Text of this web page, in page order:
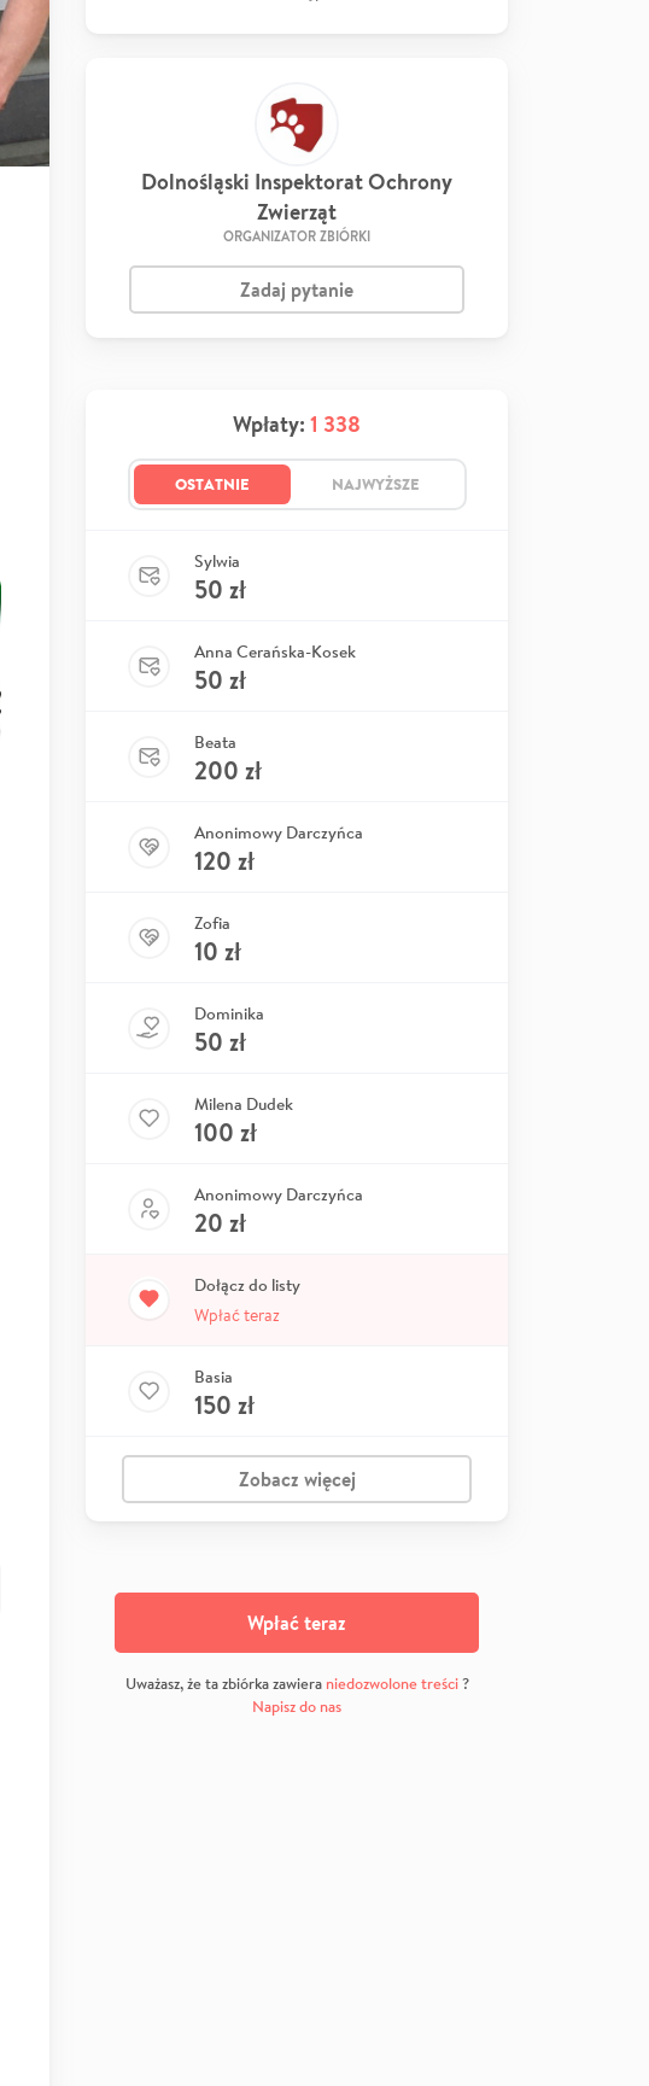
Dolnośląski Inspektorat Ochrony
Zwierząt
ORGANIZATOR ZBIÓRKI
Zadaj pytanie
Wpłaty: 1 338
OSTATNIE NAJWYŻSZE
Sylwia
50 zł
Anna Cerańska-Kosek
50 zł
Beata
200 zł
Anonimowy Darczyńca
120 zł
Zofia
10 zł
Dominika
50 zł
Milena Dudek
100 zł
Anonimowy Darczyńca
20 zł
Dołącz do listy
Wpłać teraz
Basia
150 zł
Zobacz więcej
Wpłać teraz
Uważasz, że ta zbiórka zawiera niedozwolone treści?
Napisz do nas